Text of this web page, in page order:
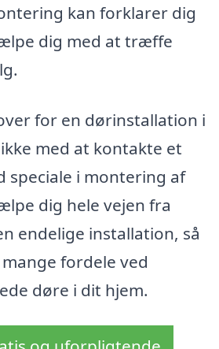
kan forklarer dig
dig med at træffe
for en dørinstallation i
med at kontakte et
speciale i montering af
dig hele vejen fra
endelige installation, så
fordele ved
døre i dit hjem.